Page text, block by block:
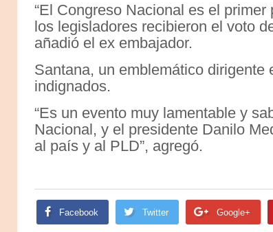
“El Congreso Nacional es el
los legisladores recibieron el voto
añadió el ex embajador.
Santana, un emblemático
indignados.
“Es un evento muy lamentable y
Nacional, y el presidente Danilo
al país y al PLD”, agregó.
Facebook Twitter Google+